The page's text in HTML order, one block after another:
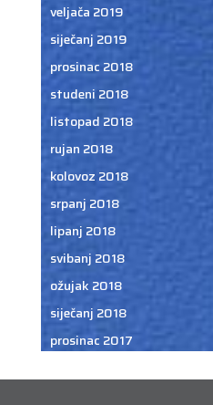
veljača 2019
siječanj 2019
prosinac 2018
studeni 2018
listopad 2018
rujan 2018
kolovoz 2018
srpanj 2018
lipanj 2018
svibanj 2018
ožujak 2018
siječanj 2018
prosinac 2017